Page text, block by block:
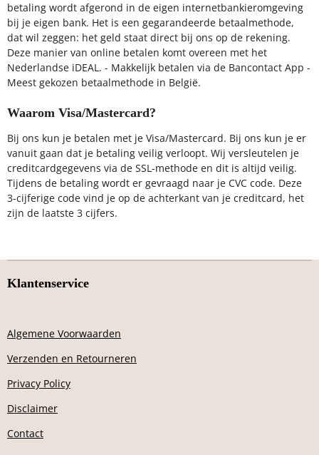
betaling wordt afgerond in de eigen internetbankieromgeving
bij je eigen bank. Het is een gegarandeerde betaalmethode,
dat wil zeggen: het geld staat direct bij ons op de rekening.
Deze manier van online betalen komt overeen met het
Nederlandse iDEAL. - Makkelijk betalen via de Bancontact App -
Meest gekozen betaalmethode in België.
Waarom Visa/Mastercard?
Bij ons kun je betalen met je Visa/Mastercard. Bij ons kun je er
vanuit gaan dat je betaling veilig verloopt. Wij versleutelen je
creditcardgegevens via de SSL-methode en dit is altijd veilig.
Tijdens de betaling wordt er gevraagd naar je CVC code. Deze
3-cijferige code vind je op de achterkant van je creditcard, het
zijn de laatste 3 cijfers.
Klantenservice
Algemene Voorwaarden
Verzenden en Retourneren
Privacy Policy
Disclaimer
Contact